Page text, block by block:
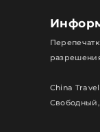
China